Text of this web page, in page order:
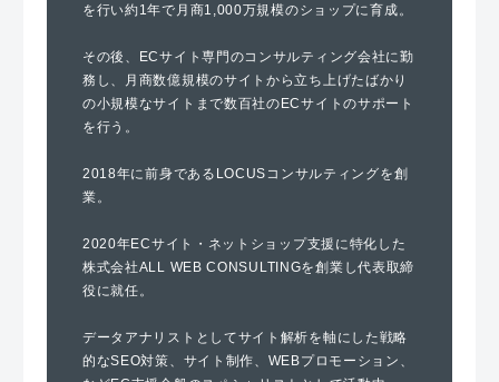
を行い約1年で月商1,000万規模のショップに育成。
その後、ECサイト専門のコンサルティング会社に勤
務し、月商数億規模のサイトから立ち上げたばかり
の小規模なサイトまで数百社のECサイトのサポート
を行う。
2018年に前身であるLOCUSコンサルティングを創
業。
2020年ECサイト・ネットショップ支援に特化した
株式会社ALL WEB CONSULTINGを創業し代表取締
役に就任。
データアナリストとしてサイト解析を軸にした戦略
的なSEO対策、サイト制作、WEBプロモーション、